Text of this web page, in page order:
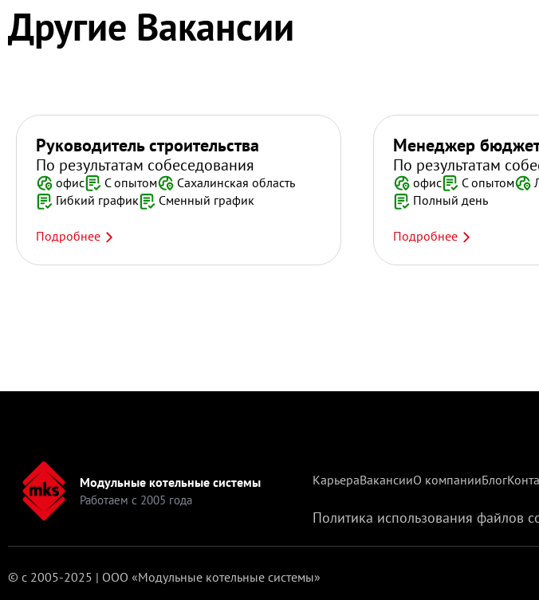
Другие Вакансии
Руководитель строительства
По результатам собеседования
офис С опытом
Сахалинская область
Гибкий график
Сменный график
Подробнее
Менеджер
По результатам
офис С опытом
Полный день
Подробнее
Модульные котельные системы
Работаем с 2005 года
КарьераВакансииО компанииБлог
Политика использования файлов
© с 2005-2025 | ООО «Модульные котельные системы»